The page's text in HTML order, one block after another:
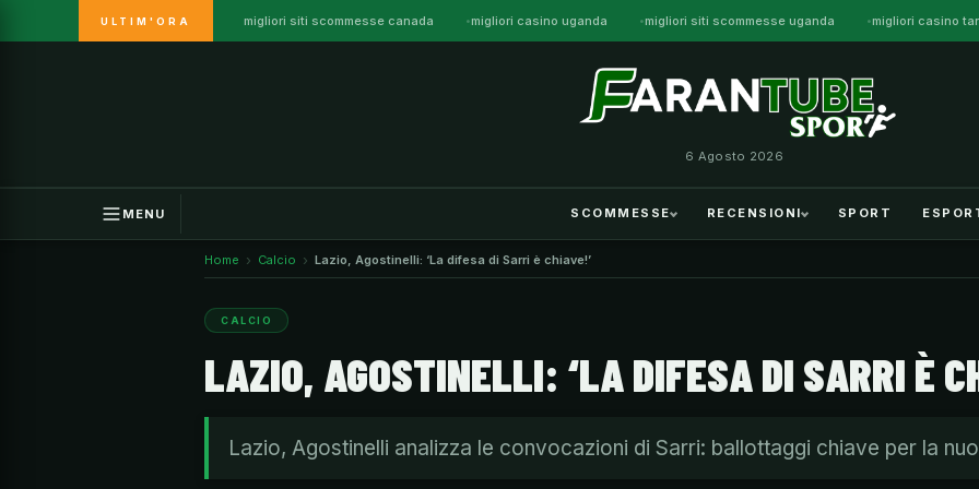
ULTIM'ORA migliori siti scommesse canada migliori casino uganda migliori siti scommesse uganda migliori casino
6 Agosto 2026
MENU SCOMMESSE RECENSIONI SPORT
Home Calcio Lazio, Agostinelli: ‘La difesa di Sarri è chiave!’
CALCIO
LAZIO, AGOSTINELLI: ‘LA DIFESA DI SARRI È
Lazio, Agostinelli analizza le convocazioni di Sarri: ballottaggi chiave per la